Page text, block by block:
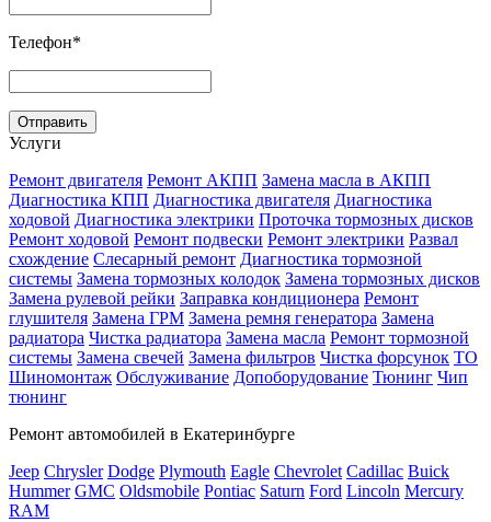
Телефон*
Услуги
Ремонт двигателя Ремонт АКПП Замена масла в АКПП
Диагностика КПП Диагностика двигателя Диагностика
ходовой Диагностика электрики Проточка тормозных дисков
Ремонт ходовой Ремонт подвески Ремонт электрики Развал
схождение Слесарный ремонт Диагностика тормозной
системы Замена тормозных колодок Замена тормозных дисков
Замена рулевой рейки Заправка кондиционера Ремонт
глушителя Замена ГРМ Замена ремня генератора Замена
радиатора Чистка радиатора Замена масла Ремонт тормозной
системы Замена свечей Замена фильтров Чистка форсунок ТО
Шиномонтаж Обслуживание Допоборудование Тюнинг Чип
тюнинг
Ремонт автомобилей в Екатеринбурге
Jeep Chrysler Dodge Plymouth Eagle Chevrolet Cadillac Buick
Hummer GMC Oldsmobile Pontiac Saturn Ford Lincoln Mercury
RAM